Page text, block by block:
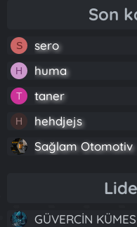
Son
S sero
H huma
T taner
H hehdjejs
Sağlam Otomotiv
GÜVERCİN